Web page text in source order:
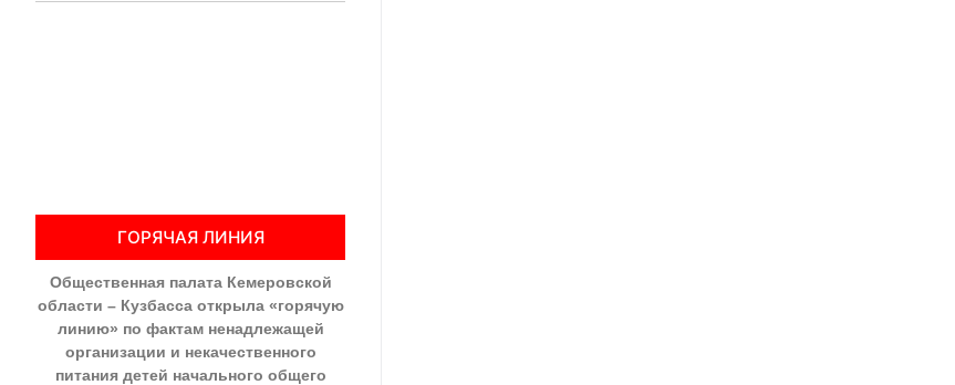
ГОРЯЧАЯ ЛИНИЯ
Общественная палата Кемеровской
области – Кузбасса открыла «горячую
линию» по фактам ненадлежащей
организации и некачественного
питания детей начального общего